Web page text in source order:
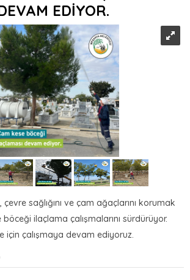
EDİYOR.
sağlığını ve çam ağaçlarını korumak
ilaçlama çalışmalarını sürdürüyor.
için çalışmaya devam ediyoruz.